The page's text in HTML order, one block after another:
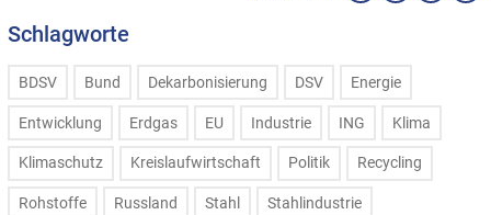
Schlagworte
BDSV Bund Dekarbonisierung DSV Energie
Entwicklung Erdgas EU Industrie ING Klima
Klimaschutz Kreislaufwirtschaft Politik Recycling
Rohstoffe Russland Stahl Stahlindustrie